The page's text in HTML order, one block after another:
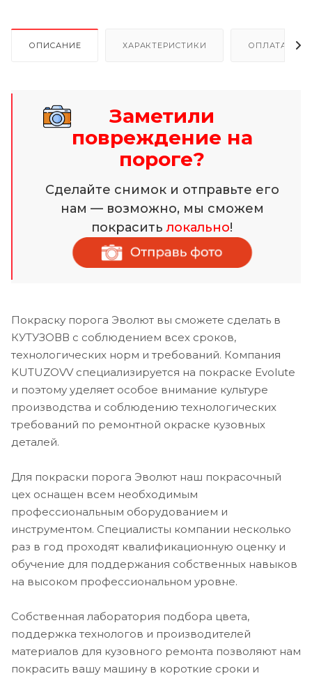
ОПИСАНИЕ ХАРАКТЕРИСТИКИ ОПЛАТА И
Заметили
повреждение на
пороге?
Сделайте снимок и отправьте его
нам — возможно, мы сможем
покраситьлокально!
Покраску порога Эволют вы сможете сделать в
КУТУЗОВВ с соблюдением всех сроков,
технологических норм и требований. Компания
KUTUZOVV специализируется на покраске Evolute
и поэтому уделяет особое внимание культуре
производства и соблюдению технологических
требований по ремонтной окраске кузовных
деталей.
Для покраски порога Эволют наш покрасочный
цех оснащен всем необходимым
профессиональным оборудованием и
инструментом. Специалисты компании несколько
раз в год проходят квалификационную оценку и
обучение для поддержания собственных навыков
на высоком профессиональном уровне.
Собственная лаборатория подбора цвета,
поддержка технологов и производителей
материалов для кузовного ремонта позволяют нам
покрасить вашу машину в короткие сроки и